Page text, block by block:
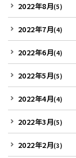
2022年8月(5)
2022年7月(4)
2022年6月(4)
2022年5月(5)
2022年4月(4)
2022年3月(5)
2022年2月(3)